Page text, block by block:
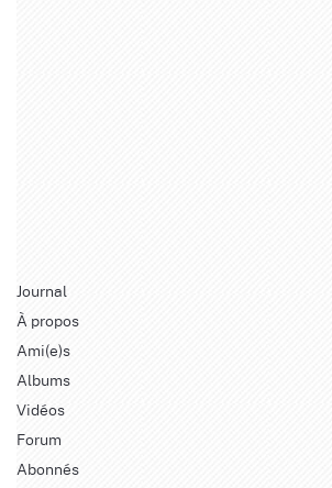
Journal
À propos
Ami(e)s
Albums
Vidéos
Forum
Abonnés